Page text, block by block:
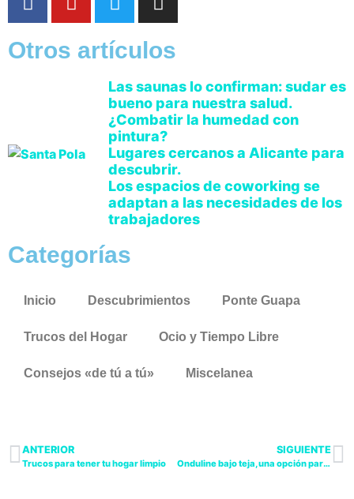
Otros artículos
Las saunas lo confirman: sudar es
bueno para nuestra salud.
¿Combatir la humedad con
pintura?
Lugares cercanos a Alicante para
descubrir.
Los espacios de coworking se
adaptan a las necesidades de los
trabajadores
Categorías
Inicio Descubrimientos Ponte Guapa
Trucos del Hogar Ocio y Tiempo Libre
Consejos «de tú a tú» Miscelanea
ANTERIOR
Trucos para tener tu hogar limpio
SIGUIENTE
Onduline bajo teja, una opción para los tejados